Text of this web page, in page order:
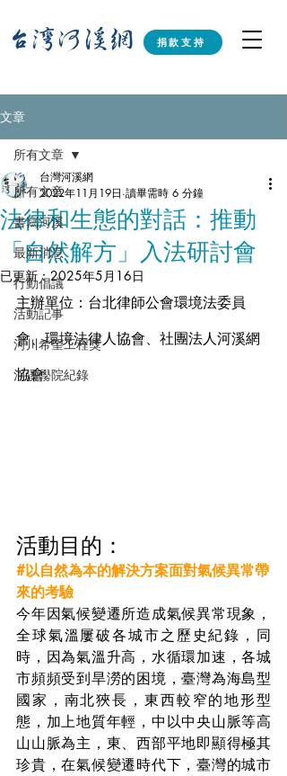
捐款支持
文章
所有文章
書寫河溪
最新消息
行動倡議
活動記事
河川希望工程獎
河溪學院紀錄
所有文章
法律和生態的對話：推動
「自然解方」入法研討會
台灣河溪網
2022年11月19日 讀畢需時 6 分鐘
已更新：2025年5月16日
主辦單位：台北律師公會環境法委員
會、環境法律人協會、社團法人河溪網
協會。
活動目的：
#以自然為本的解決方案面對氣候異常帶
來的考驗
今年因氣候變遷所造成氣候異常現象，
全球氣溫屢破各城市之歷史紀錄，同
時，因為氣溫升高，水循環加速，各城
市頻頻受到旱澇的困境，臺灣為海島型
國家，南北狹長，東西較窄的地形型
態，加上地質年輕，中以中央山脈等高
山山脈為主，東、西部平地即顯得極其
珍貴，在氣候變遷時代下，臺灣的城市